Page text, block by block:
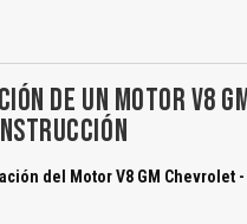
DE UN MOTOR V8
del Motor V8 GM Chevrolet